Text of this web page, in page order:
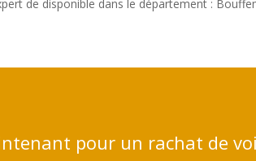
de disponible dans le département :
pour un rachat de